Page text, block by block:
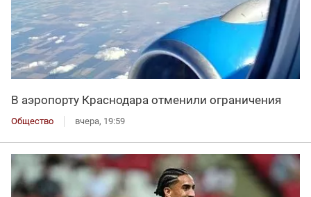
В аэропорту Краснодара отменили ограничения
Общество вчера, 19:59